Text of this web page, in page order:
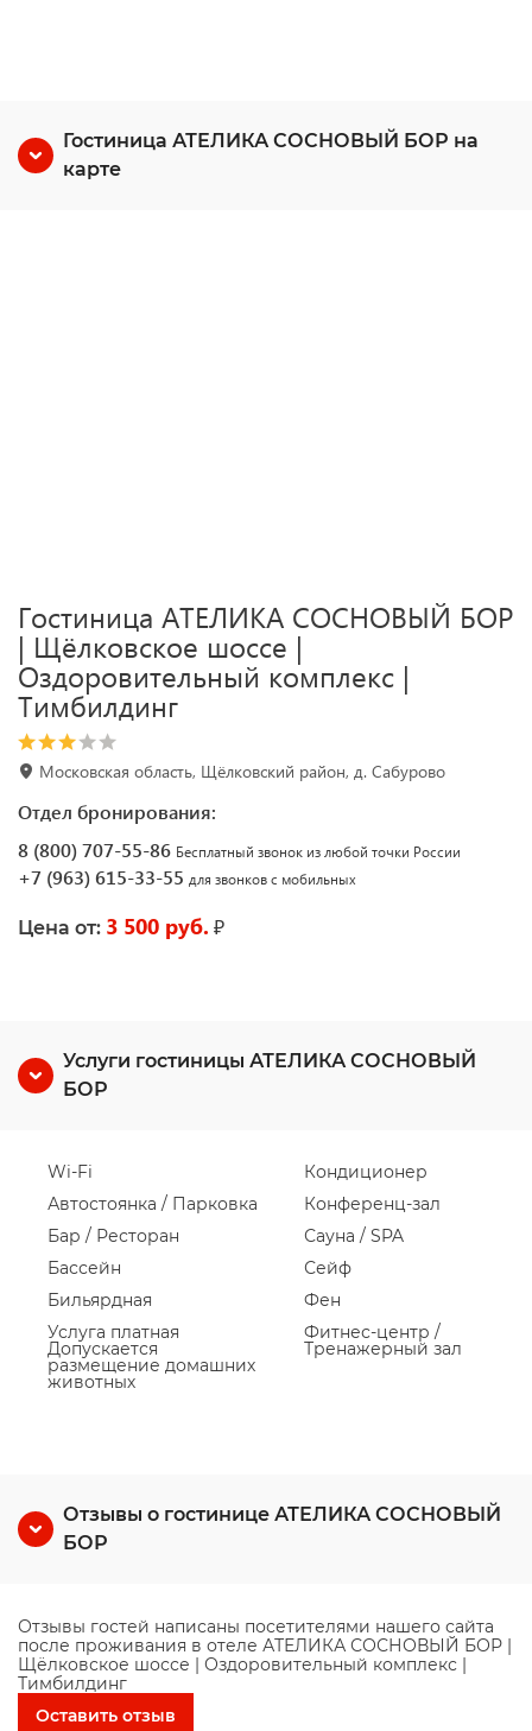
Гостиница АТЕЛИКА СОСНОВЫЙ БОР на
карте
Гостиница АТЕЛИКА СОСНОВЫЙ БОР
| Щёлковское шоссе |
Оздоровительный комплекс |
Тимбилдинг
Московская область, Щёлковский район, д. Сабурово
Отдел бронирования:
8 (800) 707-55-86 Бесплатный звонок из любой точки России
+7 (963) 615-33-55 для звонков с мобильных
Цена от: 3 500 руб. ₽
Услуги гостиницы АТЕЛИКА СОСНОВЫЙ
БОР
Wi-Fi
Автостоянка / Парковка
Бар / Ресторан
Бассейн
Бильярдная
Услуга платная
Допускается
размещение домашних
животных
Кондиционер
Конференц-зал
Сауна / SPA
Сейф
Фен
Фитнес-центр /
Тренажерный зал
Отзывы о гостинице АТЕЛИКА СОСНОВЫЙ
БОР
Отзывы гостей написаны посетителями нашего сайта
после проживания в отеле АТЕЛИКА СОСНОВЫЙ БОР |
Щёлковское шоссе | Оздоровительный комплекс |
Тимбилдинг
Оставить отзыв